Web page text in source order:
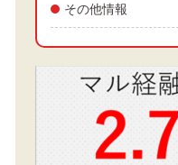
その他情報